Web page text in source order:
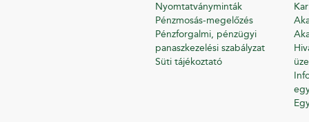
Nyomtatványminták
Pénzmosás-megelőzés
Pénzforgalmi, pénzügyi
panaszkezelési szabályzat
Süti tájékoztató